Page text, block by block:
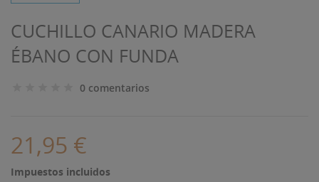
CUCHILLO CANARIO MADERA
ÉBANO CON FUNDA
0 comentarios
21,95 €
Impuestos incluidos